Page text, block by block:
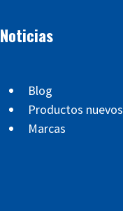
Noticias
Blog
Productos nuevos
Marcas